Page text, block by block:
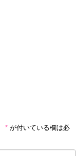
* が付いている欄は必